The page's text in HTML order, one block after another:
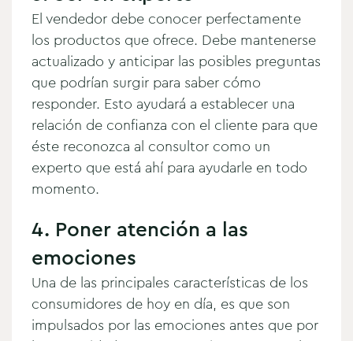
El vendedor debe conocer perfectamente
los productos que ofrece. Debe mantenerse
actualizado y anticipar las posibles preguntas
que podrían surgir para saber cómo
responder. Esto ayudará a establecer una
relación de confianza con el cliente para que
éste reconozca al consultor como un
experto que está ahí para ayudarle en todo
momento.
4. Poner atención a las
emociones
Una de las principales características de los
consumidores de hoy en día, es que son
impulsados por las emociones antes que por